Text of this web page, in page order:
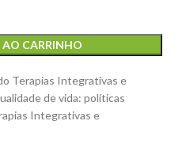
CARRINHO
Terapias Integrativas e
de vida: políticas
Integrativas e